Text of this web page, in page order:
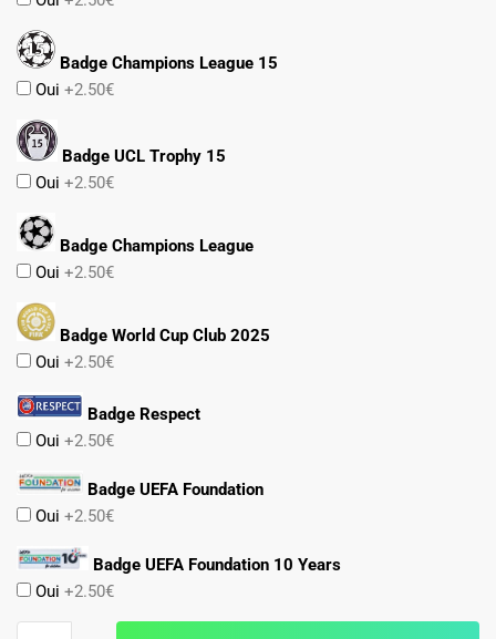
Badge Champions League 15
Oui +2.50€
Badge UCL Trophy 15
Oui +2.50€
Badge Champions League
Oui +2.50€
Badge World Cup Club 2025
Oui +2.50€
Badge Respect
Oui +2.50€
Badge UEFA Foundation
Oui +2.50€
Badge UEFA Foundation 10 Years
Oui +2.50€